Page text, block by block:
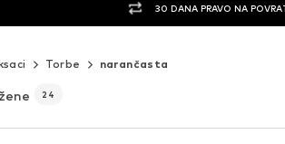
30 DANA PRAVO NA
Torbe narančasta
24